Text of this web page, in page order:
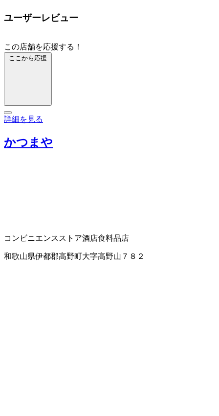
ユーザーレビュー
この店舗を応援する！
ここから応援
詳細を見る
かつまや
コンビニエンスストア酒店食料品店
和歌山県伊都郡高野町大字高野山７８２